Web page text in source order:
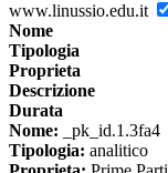
www.linussio.edu.it
Nome
Tipologia
Proprieta
Descrizione
Durata
Nome: _pk_id.1.3fa4
Tipologia: analitico